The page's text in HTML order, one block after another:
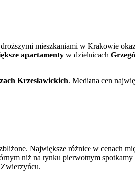
mieszkaniami w Krakowie
apartamenty w dzielnicach
Krzesławickich. Mediana cen
Największe różnice w cenach
niż na rynku pierwotnym